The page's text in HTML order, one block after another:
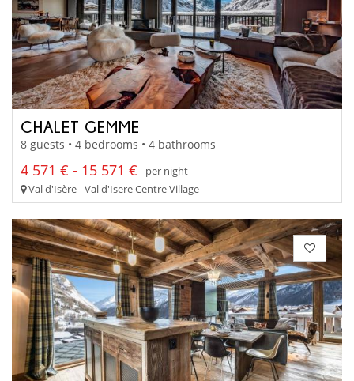
CHALET GEMME
8 guests • 4 bedrooms • 4 bathrooms
4 571 € - 15 571 €
per night
Val d'Isère - Val d'Isere Centre Village